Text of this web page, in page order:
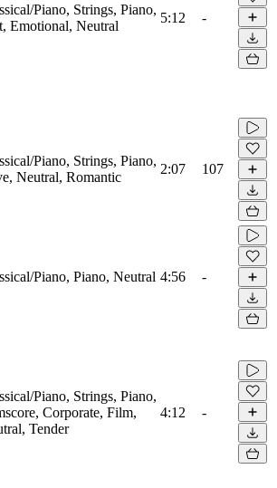
Piano, Strings, Piano,
Emotional, Neutral
5:12 -
Piano, Strings, Piano,
Neutral, Romantic
2:07 107
Piano, Piano, Neutral 4:56 -
Piano, Strings, Piano,
Corporate, Film,
Tender
4:12 -